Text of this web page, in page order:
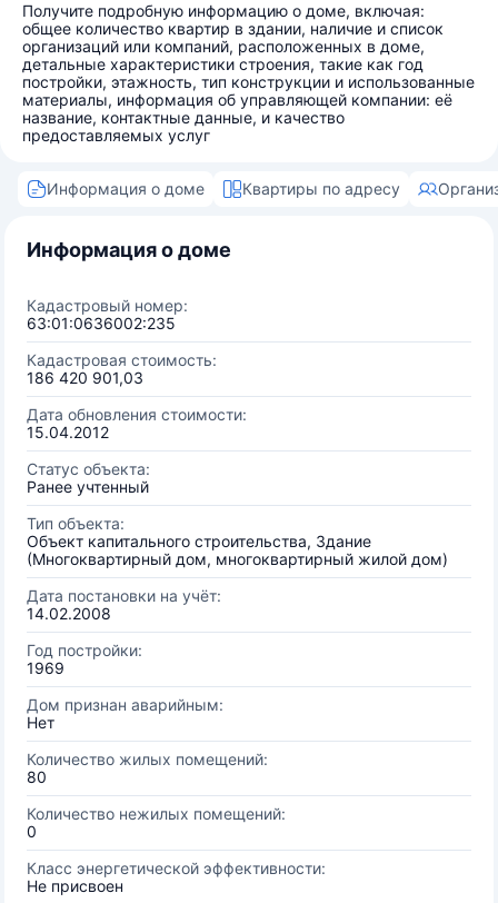
Получите подробную информацию о доме, включая:
общее количество квартир в здании, наличие и список
организаций или компаний, расположенных в доме,
детальные характеристики строения, такие как год
постройки, этажность, тип конструкции и использованные
материалы, информация об управляющей компании: её
название, контактные данные, и качество
предоставляемых услуг
Информация о доме Квартиры по адресу
Информация о доме
Кадастровый номер:
63:01:0636002:235
Кадастровая стоимость:
186 420 901,03
Дата обновления стоимости:
15.04.2012
Статус объекта:
Ранее учтенный
Тип объекта:
Объект капитального строительства, Здание
(Многоквартирный дом, многоквартирный жилой дом)
Дата постановки на учёт:
14.02.2008
Год постройки:
1969
Дом признан аварийным:
Нет
Количество жилых помещений:
80
Количество нежилых помещений:
0
Класс энергетической эффективности:
Не присвоен